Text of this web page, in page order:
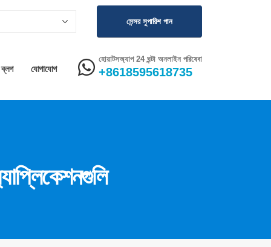
সেন্সর সুপারিশ পান
ব্লগ যোগাযোগ
হোয়াটসঅ্যাপ 24 ঘন্টা অনলাইন পরিষেবা
+8618595618735